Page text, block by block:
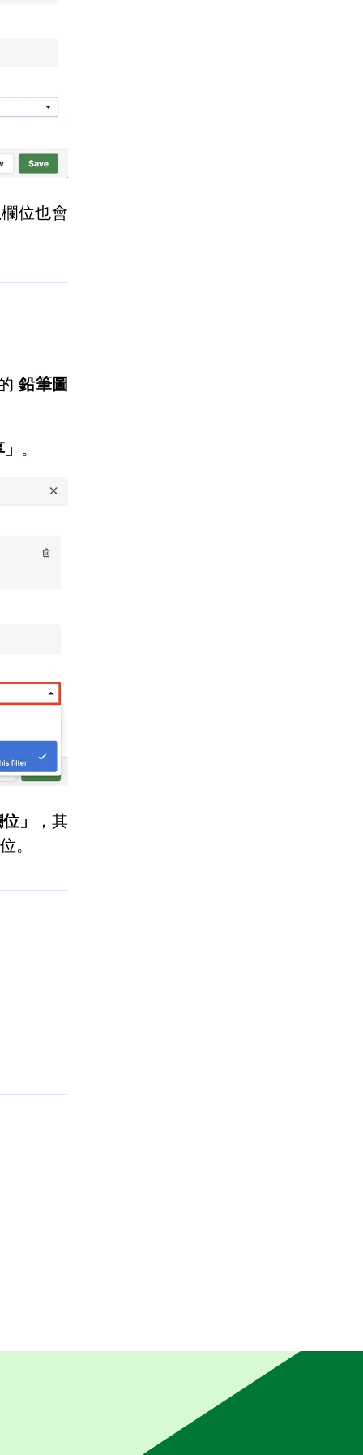
位也會
鉛筆圖
。
」
，其
。